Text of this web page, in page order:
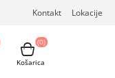
Kontakt Lokacije
Košarica
(0)